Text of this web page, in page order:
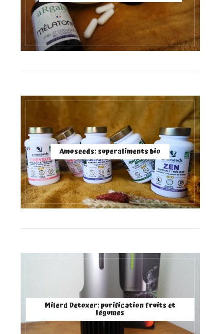
Amoseeds: superaliments bio
Milerd Detoxer: purification fruits et
légumes